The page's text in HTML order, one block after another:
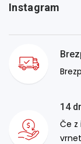
Instagram
14
Če z